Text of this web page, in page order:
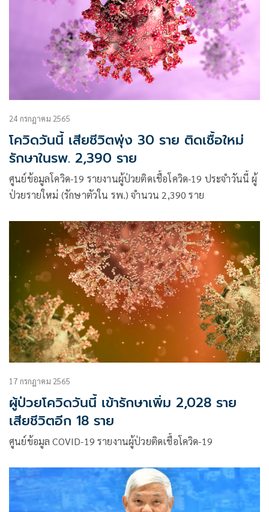
24 กรกฎาคม 2565
โควิดวันนี้ เสียชีวิตพุ่ง 30 ราย ติดเชื้อใหม่
รักษาในรพ. 2,390 ราย
ศูนย์ข้อมูลโควิด-19 รายงานผู้ป่วยติดเชื้อโควิด-19 ประจำวันนี้ ผู้
ป่วยรายใหม่ (รักษาตัวใน รพ.) จำนวน 2,390 ราย
17 กรกฎาคม 2565
ผู้ป่วยโควิดวันนี้ เข้ารักษาเพิ่ม 2,028 ราย
เสียชีวิตอีก 18 ราย
ศูนย์ข้อมูล COVID-19 รายงานผู้ป่วยติดเชื้อโควิด-19